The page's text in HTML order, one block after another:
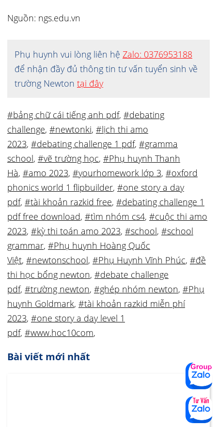
Nguồn: ngs.edu.vn
Phụ huynh vui lòng liên hệ Zalo: 0376953188
để nhận đầy đủ thông tin tư vấn tuyển sinh về
trường Newton tại đây
#bảng chữ cái tiếng anh pdf, #debating
challenge, #newtonki, #lịch thi amo
2023, #debating challenge 1 pdf, #gramma
school, #vẽ trường học, #Phụ huynh Thanh
Hà, #amo 2023, #yourhomework lớp 3, #oxford
phonics world 1 flipbuilder, #one story a day
pdf, #tài khoản razkid free, #debating challenge 1
pdf free download, #tìm nhóm cs4, #cuộc thi amo
2023, #kỳ thi toán amo 2023, #school, #school
grammar, #Phụ huynh Hoàng Quốc
Việt, #newtonschool, #Phụ Huynh Vĩnh Phúc, #đề
thi học bổng newton, #debate challenge
pdf, #trường newton, #ghép nhóm newton, #Phụ
huynh Goldmark, #tài khoản razkid miễn phí
2023, #one story a day level 1
pdf, #www.hoc10com,
Bài viết mới nhất